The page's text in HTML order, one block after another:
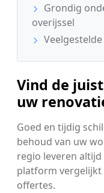
Grondig
overijssel
Vind de
uw
Goed en tijdig
behoud van uw
regio leveren
platform vergelijkt
offertes.